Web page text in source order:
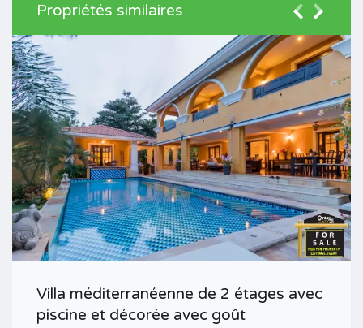
Propriétés similaires
Villa méditerranéenne de 2 étages avec
piscine et décorée avec goût